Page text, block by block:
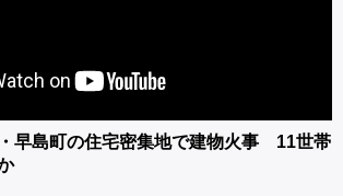
・早島町の住宅密集地で建物火事 11世帯